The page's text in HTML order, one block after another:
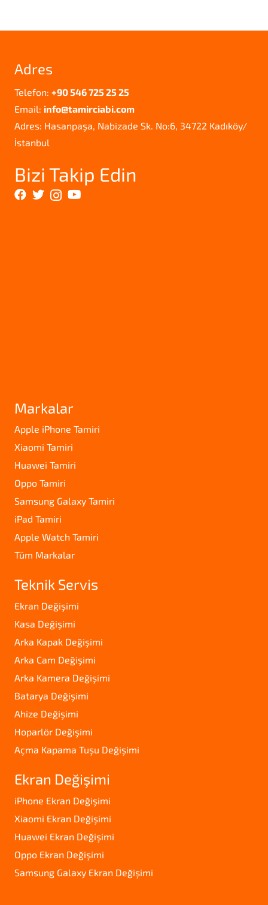
Adres
Telefon: +90 546 725 25 25
Email: info@tamirciabi.com
Adres: Hasanpaşa, Nabizade Sk. No:6, 34722 Kadıköy/
İstanbul
Bizi Takip Edin
Markalar
Apple iPhone Tamiri
Xiaomi Tamiri
Huawei Tamiri
Oppo Tamiri
Samsung Galaxy Tamiri
iPad Tamiri
Apple Watch Tamiri
Tüm Markalar
Teknik Servis
Ekran Değişimi
Kasa Değişimi
Arka Kapak Değişimi
Arka Cam Değişimi
Arka Kamera Değişimi
Batarya Değişimi
Ahize Değişimi
Hoparlör Değişimi
Açma Kapama Tuşu Değişimi
Ekran Değişimi
iPhone Ekran Değişimi
Xiaomi Ekran Değişimi
Huawei Ekran Değişimi
Oppo Ekran Değişimi
Samsung Galaxy Ekran Değişimi